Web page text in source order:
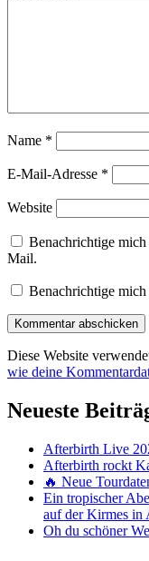
Name *
E-Mail-Adresse *
Website
Benachrichtige
Mail.
Benachrichtige
Diese Website
wie deine
Neueste
Afterbirth Live
Afterbirth rockt
🔥 Neue
Ein tropischer
auf der Kirmes in
Oh du schöner